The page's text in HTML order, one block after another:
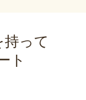
って
ト